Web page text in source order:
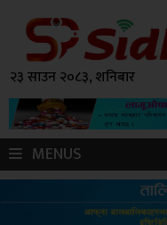
२३ साउन २०८३, शनिबार
MENUS